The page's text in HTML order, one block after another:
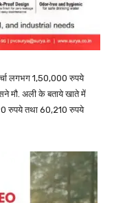
लगभग 1,50,000 रुपये
मौ. अली के बताये खाते में
रुपये तथा 60,210 रुपये